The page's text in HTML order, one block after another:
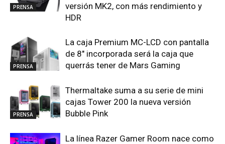
PRENSA
versión MK2, con más rendimiento y
HDR
PRENSA
La caja Premium MC-LCD con pantalla
de 8″ incorporada será la caja que
querrás tener de Mars Gaming
PRENSA
Thermaltake suma a su serie de mini
cajas Tower 200 la nueva versión
Bubble Pink
La línea Razer Gamer Room nace como